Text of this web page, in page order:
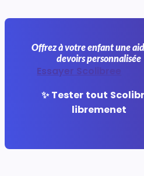
Offrez à votre enfant une
devoirs personnalisée
Essayer Scolibree
✨ Tester tout
libremenet